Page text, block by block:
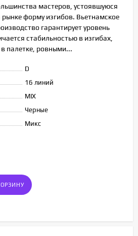
мастеров, устоявшуюся
рынке форму изгибов. Вьетнамское
гарантирует уровень
стабильностью в изгибах,
палетке, ровными...
D
16 линий
MIX
Черные
Микс